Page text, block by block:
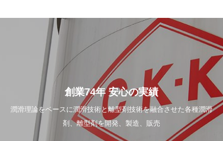
創業74年 安心の実績
潤滑理論をベースに潤滑技術と離型剤技術を融合させた各種潤滑
剤、離型剤を開発、製造、販売